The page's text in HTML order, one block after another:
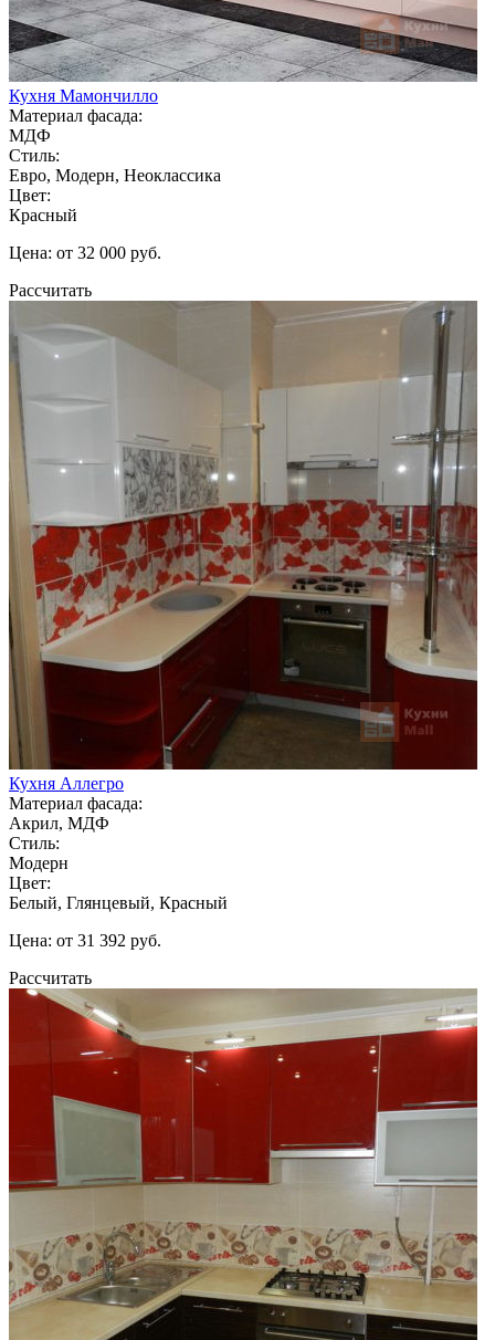
Кухня Мамончилло
Материал фасада:
МДФ
Стиль:
Евро, Модерн, Неоклассика
Цвет:
Красный
Цена: от 32 000 руб.
Рассчитать
Кухня Аллегро
Материал фасада:
Акрил, МДФ
Стиль:
Модерн
Цвет:
Белый, Глянцевый, Красный
Цена: от 31 392 руб.
Рассчитать